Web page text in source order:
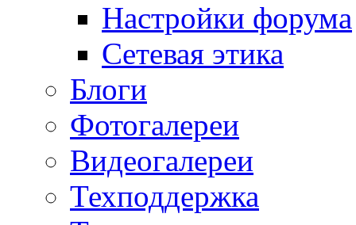
Настройки форума
Сетевая этика
Блоги
Фотогалереи
Видеогалереи
Техподдержка